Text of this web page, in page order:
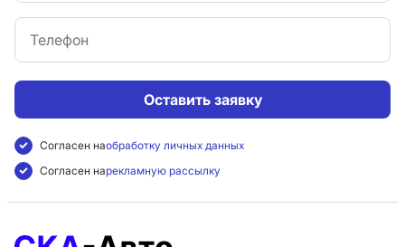
Оставить заявку
Согласен наобработку личных данных
Согласен нарекламную рассылку